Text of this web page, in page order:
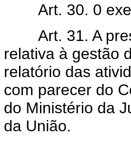
Art. 30. 0
Art. 31. A
relativa à gestão
relatório das
com parecer do
do Ministério da
da União.